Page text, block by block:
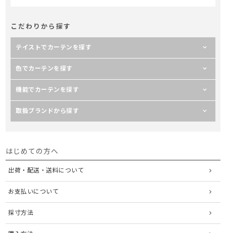
こだわりから探す
テイストでカーテンを探す
色でカーテンを探す
機能でカーテンを探す
取扱ブランドから探す
はじめての方へ
出荷・配送・送料について
お支払いについて
採寸方法